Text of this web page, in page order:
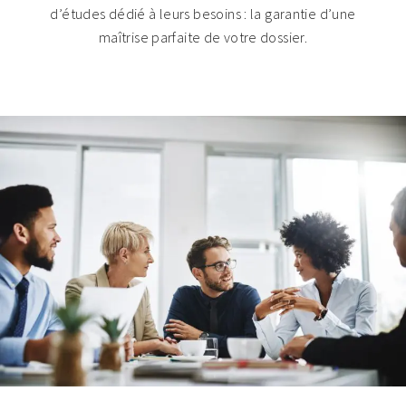
d’études dédié à leurs besoins : la garantie d’une
maîtrise parfaite de votre dossier.